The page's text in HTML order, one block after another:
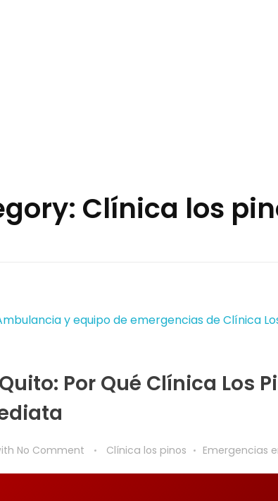
Clínica los
Por Qué Clínica Los
No Comment Clínica los pinos Emergencias